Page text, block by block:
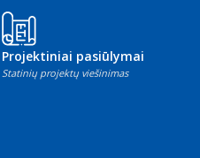
Projektiniai pasiūlymai
Statinių projektų viešinimas